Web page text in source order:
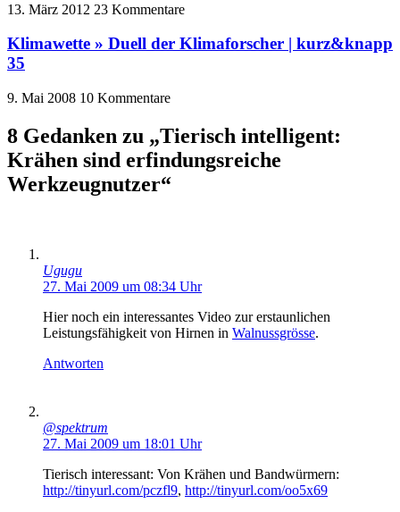
13. März 2012 23 Kommentare
Klimawette » Duell der Klimaforscher | kurz&knapp
35
9. Mai 2008 10 Kommentare
8 Gedanken zu „Tierisch intelligent:
Krähen sind erfindungsreiche
Werkzeugnutzer“
Ugugu
27. Mai 2009 um 08:34 Uhr
Hier noch ein interessantes Video zur erstaunlichen
Leistungsfähigkeit von Hirnen in Walnussgrösse.
Antworten
@spektrum
27. Mai 2009 um 18:01 Uhr
Tierisch interessant: Von Krähen und Bandwürmern:
http://tinyurl.com/pczfl9, http://tinyurl.com/oo5x69